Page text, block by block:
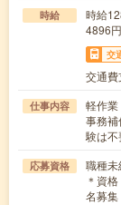
時給
時給
4896円
交
交通費
仕事内容
軽作業
事務
験は
応募資格
職種未
＊資
名募集